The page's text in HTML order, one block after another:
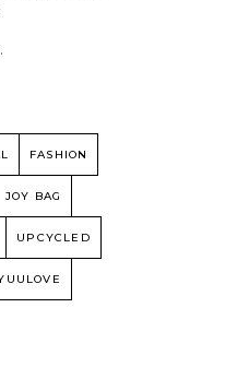
.
FASHION
JOY BAG
UPCYCLED